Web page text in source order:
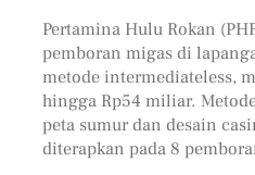
Pertamina Hulu Rokan
pemboran migas di
metode intermediateless,
hingga Rp54 miliar.
peta sumur dan desain
diterapkan pada 8